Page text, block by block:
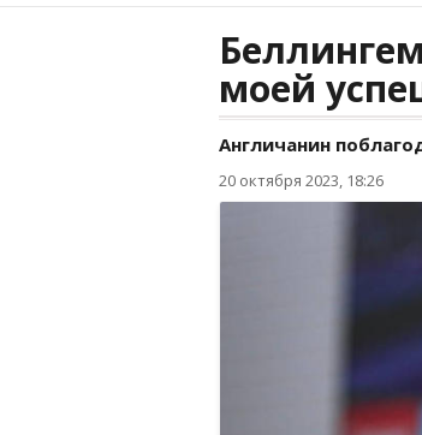
моей
Англичанин
20 октября 2023, 18:26